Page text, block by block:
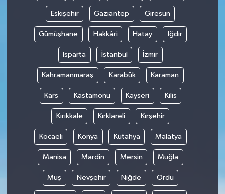
Eskişehir Gaziantep Giresun
Gümüşhane Hakkâri Hatay Iğdır
Isparta İstanbul İzmir
Kahramanmaraş Karabük Karaman
Kars Kastamonu Kayseri Kilis
Kırıkkale Kırklareli Kırşehir
Kocaeli Konya Kütahya Malatya
Manisa Mardin Mersin Muğla
Muş Nevşehir Niğde Ordu